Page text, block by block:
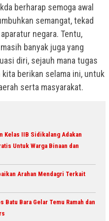
berharap semoga awal
semangat, tekad
negara. Tentu,
banyak juga yang
diri, sejauh mana tugas
berikan selama ini, untuk
serta masyarakat.
Kelas IIB Sidikalang Adakan
Untuk Warga Binaan dan
Arahan Mendagri Terkait
Bara Gelar Temu Ramah dan